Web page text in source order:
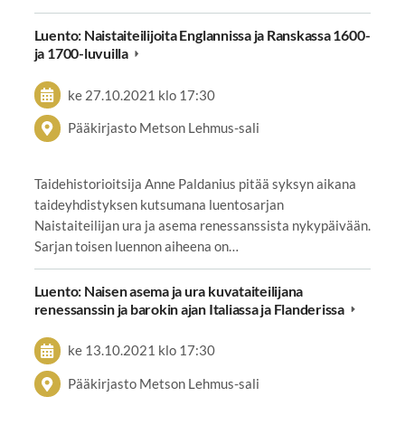
Luento: Naistaiteilijoita Englannissa ja Ranskassa 1600-
ja 1700-luvuilla
ke 27.10.2021 klo 17:30
Pääkirjasto Metson Lehmus-sali
Taidehistorioitsija Anne Paldanius pitää syksyn aikana
taideyhdistyksen kutsumana luentosarjan
Naistaiteilijan ura ja asema renessanssista nykypäivään.
Sarjan toisen luennon aiheena on…
Luento: Naisen asema ja ura kuvataiteilijana
renessanssin ja barokin ajan Italiassa ja Flanderissa
ke 13.10.2021 klo 17:30
Pääkirjasto Metson Lehmus-sali